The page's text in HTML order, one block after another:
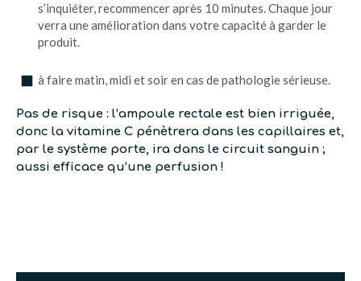
s’inquiéter, recommencer après 10 minutes. Chaque jour
verra une amélioration dans votre capacité à garder le
produit.
à faire matin, midi et soir en cas de pathologie sérieuse.
Pas de risque : l’ampoule rectale est bien irriguée,
donc la vitamine C pénètrera dans les capillaires et,
par le système porte, ira dans le circuit sanguin ;
aussi efficace qu’une perfusion !